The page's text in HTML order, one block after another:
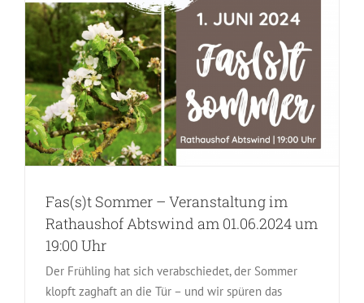
Fas(s)t Sommer – Veranstaltung im
Rathaushof Abtswind am 01.06.2024 um
19:00 Uhr
Der Frühling hat sich verabschiedet, der Sommer
klopft zaghaft an die Tür – und wir spüren das